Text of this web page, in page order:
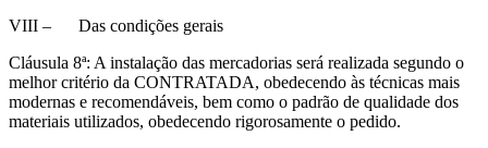
VIII –
Das condições gerais
Cláusula 8ª: A instalação das mercadorias será realizada segundo o
melhor critério da CONTRATADA, obedecendo às técnicas mais
modernas e recomendáveis, bem como o padrão de qualidade dos
materiais utilizados, obedecendo rigorosamente o pedido.